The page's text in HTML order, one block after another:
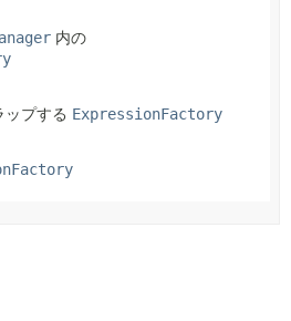
内の
ップする ExpressionFactory